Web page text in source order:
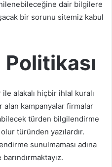
dair bilgilere
bir sorunu sitemiz kabul
alakalı hiçbir ihlal kuralı
alan kampanyalar firmalar
türden bilgilendirme
olur türünden yazılardır.
sunulmaması adına